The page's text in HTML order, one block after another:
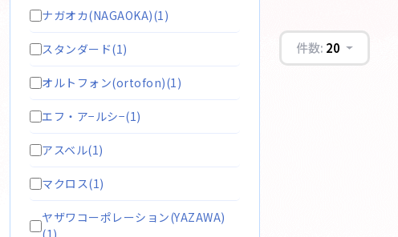
ナガオカ(NAGAOKA)(1)
スタンダード(1)
オルトフォン(ortofon)(1)
エフ・ア−ルシ−(1)
アスベル(1)
マクロス(1)
ヤザワコーポレーション(YAZAWA)
(1)
件数: 20